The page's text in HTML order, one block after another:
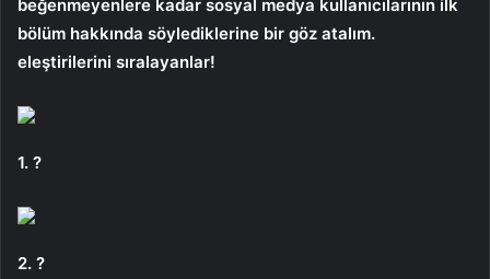
beğenmeyenlere kadar sosyal medya kullanıcılarının ilk
bölüm hakkında söylediklerine bir göz atalım.
eleştirilerini sıralayanlar!
1. ?
2. ?